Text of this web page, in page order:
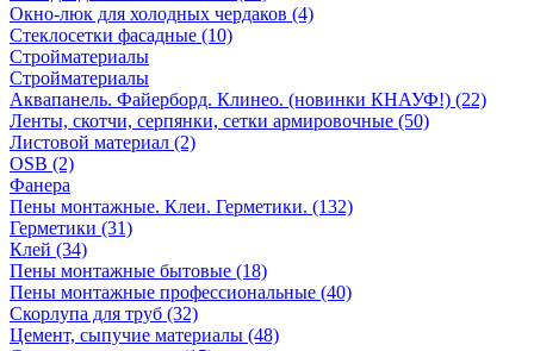
Окно-люк для холодных чердаков (4)
Стеклосетки фасадные (10)
Стройматериалы
Стройматериалы
Аквапанель. Файерборд. Клинео. (новинки КНАУФ!) (22)
Ленты, скотчи, серпянки, сетки армировочные (50)
Листовой материал (2)
OSB (2)
Фанера
Пены монтажные. Клеи. Герметики. (132)
Герметики (31)
Клей (34)
Пены монтажные бытовые (18)
Пены монтажные профессиональные (40)
Скорлупа для труб (32)
Цемент, сыпучие материалы (48)